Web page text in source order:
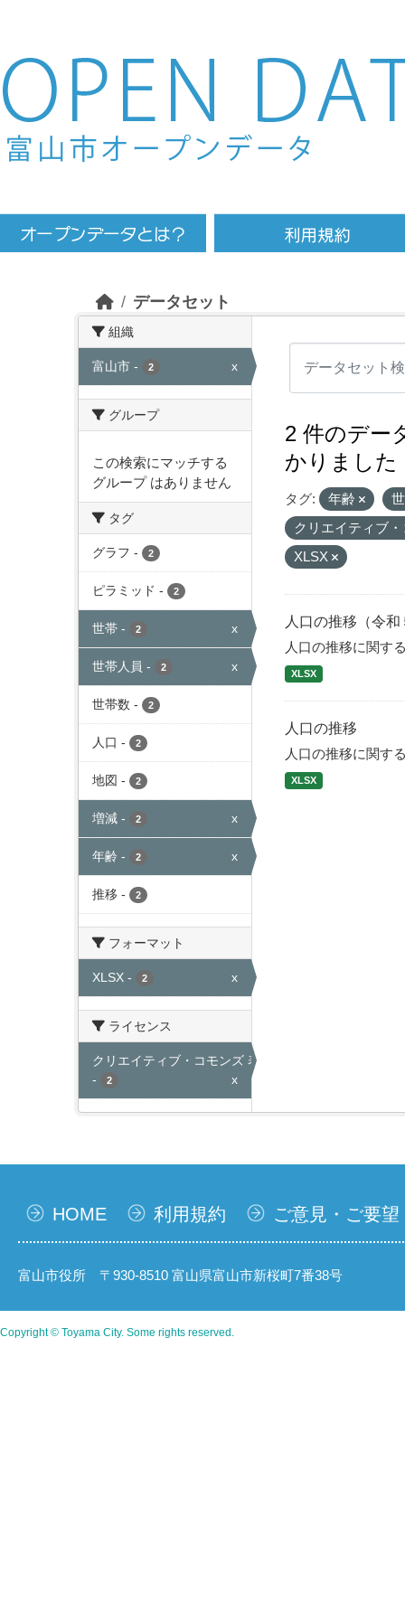
Skip to main content
データセット
組織
富山市 - 2 x
グループ
この検索にマッチする
グループ はありません
タグ
グラフ - 2
ピラミッド - 2
世帯 - 2 x
世帯人員 - 2 x
世帯数 - 2
人口 - 2
地図 - 2
増減 - 2 x
年齢 - 2 x
推移 - 2
フォーマット
XLSX - 2 x
ライセンス
クリエイティブ・コモンズ 表示
-
2 x
2 件のデー
かりました
タグ: 年齢
クリエイティブ
XLSX
人口の推移（令和
人口の推移に関す
XLSX
人口の推移
人口の推移に関す
XLSX
HOME 利用規約 ご意見・ご要望
富山市役所 〒930-8510 富山県富山市新桜町7番38号
Copyright © Toyama City. Some rights reserved.